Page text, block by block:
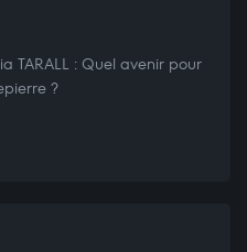
TARALL : Quel avenir pour
?